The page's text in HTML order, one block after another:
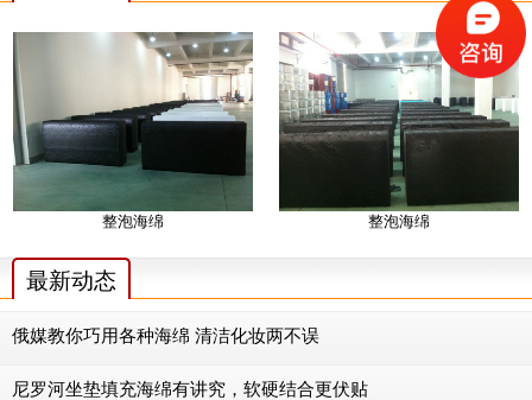
整泡海绵 整泡海绵
最新动态
俄媒教你巧用各种海绵 清洁化妆两不误
尼罗河坐垫填充海绵有讲究，软硬结合更伏贴